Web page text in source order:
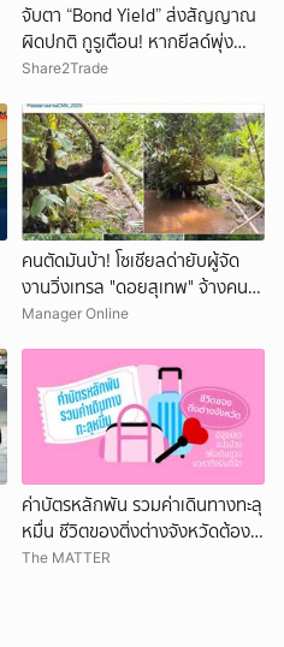
จับตา “Bond Yield” ส่งสัญญาณ
ผิดปกติ กูรูเตือน! หากยีลด์พุ่ง
พร้อมหุ้นขึ้น แรงกระแทกตลาดอาจ
Share2Trade
คนตัดมันบ้า! โซเชียลด่ายับผู้จัด
งานวิ่งเทรล "ดอยสุเทพ" จ้างคน
ตัดต้นไม้ปรับเส้นทางในเขตอุทยา
Manager Online
ค่าบัตรหลักพัน รวมค่าเดินทางทะลุ
หมื่น ชีวิตของติ่งต่างจังหวัดต้อง
แลกอะไรบ้าง เพื่อเดินทางมาหา
The MATTER